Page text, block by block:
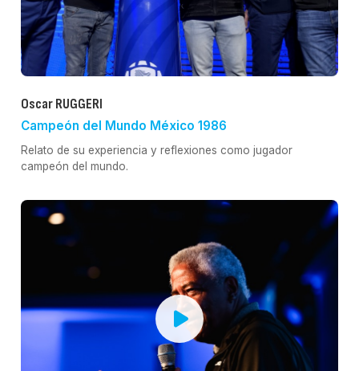
Oscar RUGGERI
Campeón del Mundo México 1986
Relato de su experiencia y reflexiones como jugador
campeón del mundo.